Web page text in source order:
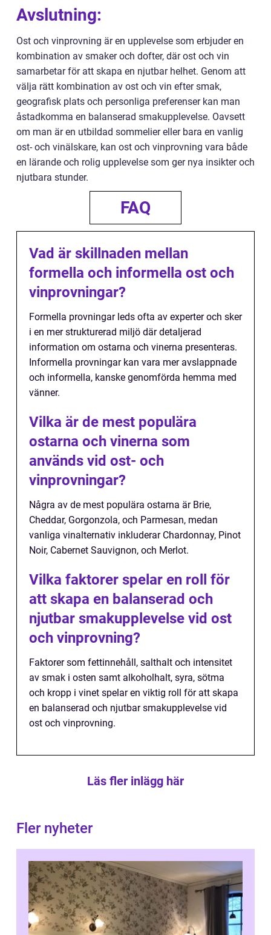
Avslutning:
Ost och vinprovning är en upplevelse som erbjuder en
kombination av smaker och dofter, där ost och vin
samarbetar för att skapa en njutbar helhet. Genom att
välja rätt kombination av ost och vin efter smak,
geografisk plats och personliga preferenser kan man
åstadkomma en balanserad smakupplevelse. Oavsett
om man är en utbildad sommelier eller bara en vanlig
ost- och vinälskare, kan ost och vinprovning vara både
en lärande och rolig upplevelse som ger nya insikter och
njutbara stunder.
FAQ
Vad är skillnaden mellan
formella och informella ost och
vinprovningar?
Formella provningar leds ofta av experter och sker
i en mer strukturerad miljö där detaljerad
information om ostarna och vinerna presenteras.
Informella provningar kan vara mer avslappnade
och informella, kanske genomförda hemma med
vänner.
Vilka är de mest populära
ostarna och vinerna som
används vid ost- och
vinprovningar?
Några av de mest populära ostarna är Brie,
Cheddar, Gorgonzola, och Parmesan, medan
vanliga vinalternativ inkluderar Chardonnay, Pinot
Noir, Cabernet Sauvignon, och Merlot.
Vilka faktorer spelar en roll för
att skapa en balanserad och
njutbar smakupplevelse vid ost
och vinprovning?
Faktorer som fettinnehåll, salthalt och intensitet
av smak i osten samt alkoholhalt, syra, sötma
och kropp i vinet spelar en viktig roll för att skapa
en balanserad och njutbar smakupplevelse vid
ost och vinprovning.
Läs fler inlägg här
Fler nyheter